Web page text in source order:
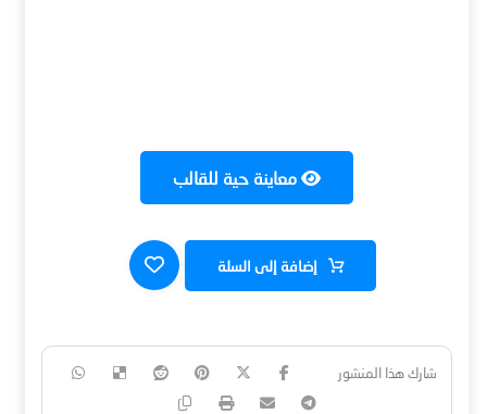
معاينة حية للقالب
إضافة إلى السلة